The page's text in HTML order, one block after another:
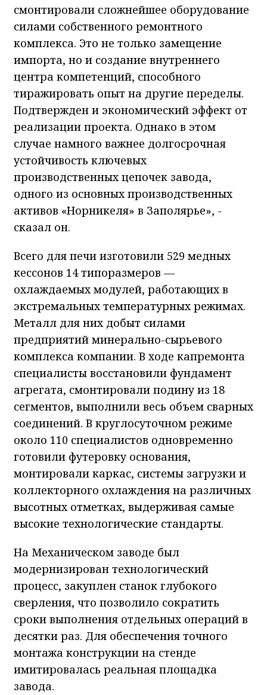
смонтировали сложнейшее оборудование
силами собственного ремонтного
комплекса. Это не только замещение
импорта, но и создание внутреннего
центра компетенций, способного
тиражировать опыт на другие переделы.
Подтвержден и экономический эффект от
реализации проекта. Однако в этом
случае намного важнее долгосрочная
устойчивость ключевых
производственных цепочек завода,
одного из основных производственных
активов «Норникеля» в Заполярье», -
сказал он.
Всего для печи изготовили 529 медных
кессонов 14 типоразмеров —
охлаждаемых модулей, работающих в
экстремальных температурных режимах.
Металл для них добыт силами
предприятий минерально-сырьевого
комплекса компании. В ходе капремонта
специалисты восстановили фундамент
агрегата, смонтировали подину из 18
сегментов, выполнили весь объем сварных
соединений. В круглосуточном режиме
около 110 специалистов одновременно
готовили футеровку основания,
монтировали каркас, системы загрузки и
коллекторного охлаждения на различных
высотных отметках, выдерживая самые
высокие технологические стандарты.
На Механическом заводе был
модернизирован технологический
процесс, закуплен станок глубокого
сверления, что позволило сократить
сроки выполнения отдельных операций в
десятки раз. Для обеспечения точного
монтажа конструкции на стенде
имитировалась реальная площадка
завода.